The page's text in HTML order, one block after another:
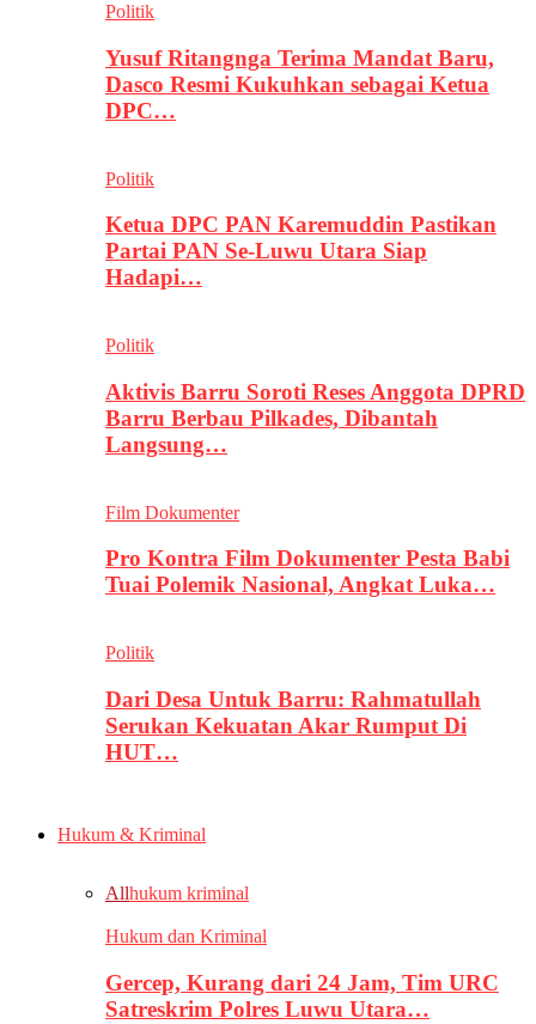
Politik
Yusuf Ritangnga Terima Mandat Baru,
Dasco Resmi Kukuhkan sebagai Ketua
DPC…
Politik
Ketua DPC PAN Karemuddin Pastikan
Partai PAN Se-Luwu Utara Siap
Hadapi…
Politik
Aktivis Barru Soroti Reses Anggota DPRD
Barru Berbau Pilkades, Dibantah
Langsung…
Film Dokumenter
Pro Kontra Film Dokumenter Pesta Babi
Tuai Polemik Nasional, Angkat Luka…
Politik
Dari Desa Untuk Barru: Rahmatullah
Serukan Kekuatan Akar Rumput Di
HUT…
Hukum & Kriminal
Allhukum kriminal
Hukum dan Kriminal
Gercep, Kurang dari 24 Jam, Tim URC
Satreskrim Polres Luwu Utara…